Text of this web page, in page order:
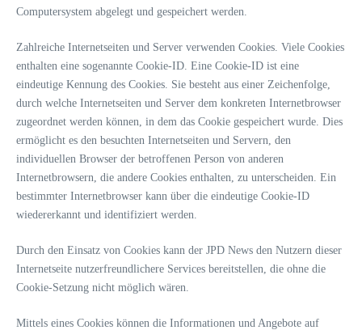
Computersystem abgelegt und gespeichert werden.
Zahlreiche Internetseiten und Server verwenden Cookies. Viele Cookies
enthalten eine sogenannte Cookie-ID. Eine Cookie-ID ist eine
eindeutige Kennung des Cookies. Sie besteht aus einer Zeichenfolge,
durch welche Internetseiten und Server dem konkreten Internetbrowser
zugeordnet werden können, in dem das Cookie gespeichert wurde. Dies
ermöglicht es den besuchten Internetseiten und Servern, den
individuellen Browser der betroffenen Person von anderen
Internetbrowsern, die andere Cookies enthalten, zu unterscheiden. Ein
bestimmter Internetbrowser kann über die eindeutige Cookie-ID
wiedererkannt und identifiziert werden.
Durch den Einsatz von Cookies kann der JPD News den Nutzern dieser
Internetseite nutzerfreundlichere Services bereitstellen, die ohne die
Cookie-Setzung nicht möglich wären.
Mittels eines Cookies können die Informationen und Angebote auf